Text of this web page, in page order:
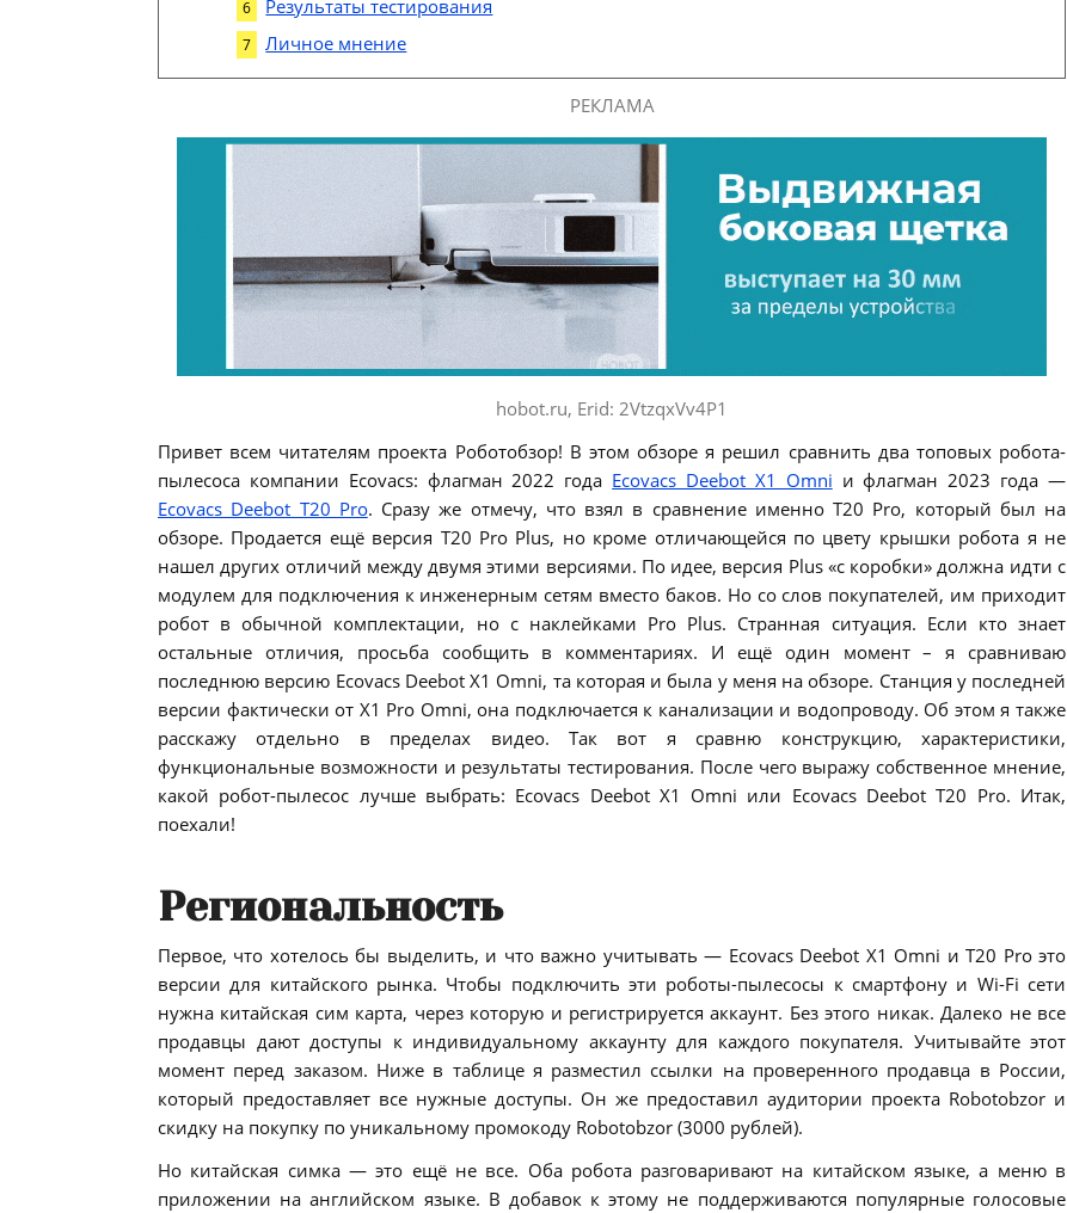
Результаты тестирования
Личное мнение
РЕКЛАМА
hobot.ru, Erid: 2VtzqxVv4P1
Привет всем читателям проекта Роботобзор! В этом обзоре я решил сравнить два топовых робота-
пылесоса компании Ecovacs: флагман 2022 года Ecovacs Deebot X1 Omni и флагман 2023 года —
Ecovacs Deebot T20 Pro. Сразу же отмечу, что взял в сравнение именно T20 Pro, который был на
обзоре. Продается ещё версия T20 Pro Plus, но кроме отличающейся по цвету крышки робота я не
нашел других отличий между двумя этими версиями. По идее, версия Plus «с коробки» должна идти с
модулем для подключения к инженерным сетям вместо баков. Но со слов покупателей, им приходит
робот в обычной комплектации, но с наклейками Pro Plus. Странная ситуация. Если кто знает
остальные отличия, просьба сообщить в комментариях. И ещё один момент – я сравниваю
последнюю версию Ecovacs Deebot X1 Omni, та которая и была у меня на обзоре. Станция у последней
версии фактически от X1 Pro Omni, она подключается к канализации и водопроводу. Об этом я также
расскажу отдельно в пределах видео. Так вот я сравню конструкцию, характеристики,
функциональные возможности и результаты тестирования. После чего выражу собственное мнение,
какой робот-пылесос лучше выбрать: Ecovacs Deebot X1 Omni или Ecovacs Deebot T20 Pro. Итак,
поехали!
Региональность
Первое, что хотелось бы выделить, и что важно учитывать — Ecovacs Deebot X1 Omni и T20 Pro это
версии для китайского рынка. Чтобы подключить эти роботы-пылесосы к смартфону и Wi-Fi сети
нужна китайская сим карта, через которую и регистрируется аккаунт. Без этого никак. Далеко не все
продавцы дают доступы к индивидуальному аккаунту для каждого покупателя. Учитывайте этот
момент перед заказом. Ниже в таблице я разместил ссылки на проверенного продавца в России,
который предоставляет все нужные доступы. Он же предоставил аудитории проекта Robotobzor и
скидку на покупку по уникальному промокоду Robotobzor (3000 рублей).
Но китайская симка — это ещё не все. Оба робота разговаривают на китайском языке, а меню в
приложении на английском языке. В добавок к этому не поддерживаются популярные голосовые